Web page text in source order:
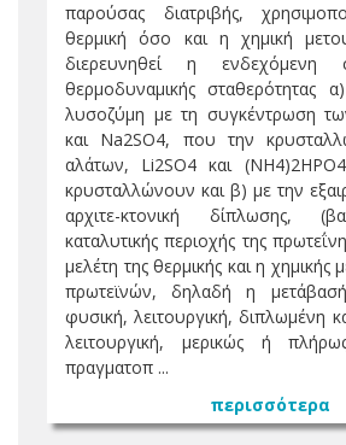
παρούσας διατριβής,
θερμική όσο και η χημική
διερευνηθεί η ενδεχόμενη
θερμοδυναμικής σταθερότητας
λυσοζύμη με τη συγκέντρωση
και Na2SO4, που την
αλάτων, Li2SO4 και
κρυσταλλώνουν και β) με την
αρχιτε-κτονική δίπλωσης,
καταλυτικής περιοχής της
μελέτη της θερμικής και η χημικής
πρωτεϊνών, δηλαδή η
φυσική, λειτουργική, διπλωμένη
λειτουργική, μερικώς ή
πραγματοπ ...
περισσότερα